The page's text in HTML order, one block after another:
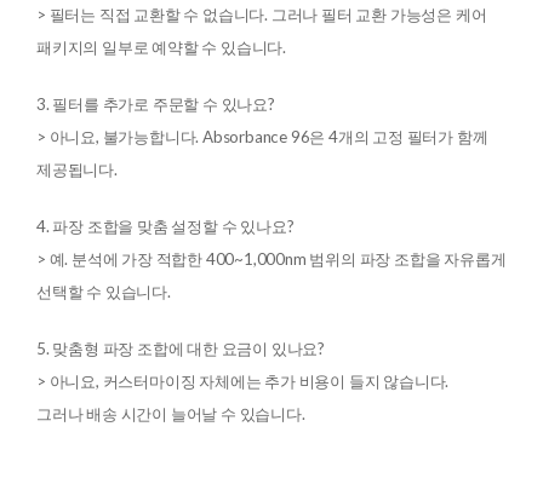
> 필터는 직접 교환할 수 없습니다. 그러나 필터 교환 가능성은 케어
패키지의 일부로 예약할 수 있습니다.
3. 필터를 추가로 주문할 수 있나요?
> 아니요, 불가능합니다. Absorbance 96은 4개의 고정 필터가 함께
제공됩니다.
4. 파장 조합을 맞춤 설정할 수 있나요?
> 예. 분석에 가장 적합한 400~1,000nm 범위의 파장 조합을 자유롭게
선택할 수 있습니다.
5. 맞춤형 파장 조합에 대한 요금이 있나요?
> 아니요, 커스터마이징 자체에는 추가 비용이 들지 않습니다.
그러나 배송 시간이 늘어날 수 있습니다.